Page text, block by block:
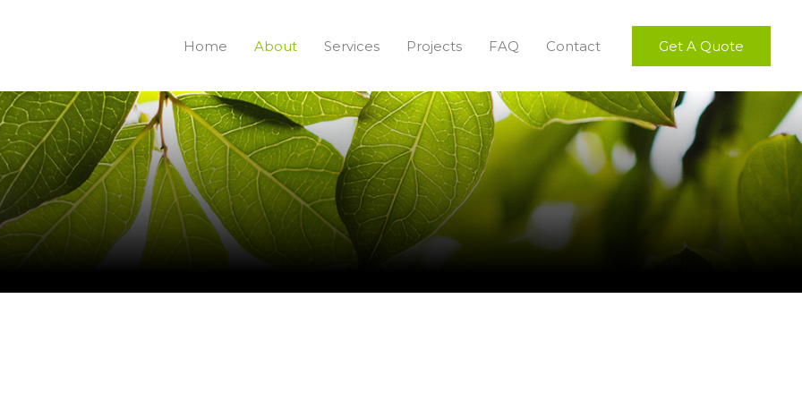
Home About Services Projects FAQ Contact Get A Quote